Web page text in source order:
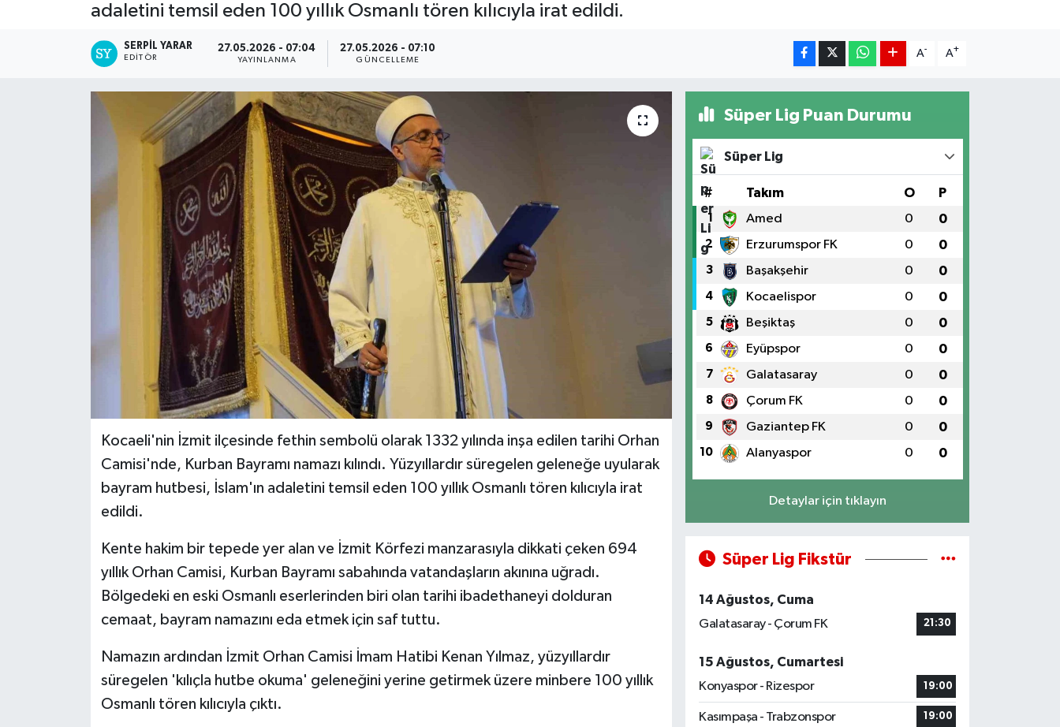
adaletini temsil eden 100 yıllık Osmanlı tören kılıcıyla irat edildi.
SERPİL YARAR
EDITÖR
27.05.2026 - 07:04
YAYINLANMA
27.05.2026 - 07:10
GÜNCELLEME
A- A+
Kocaeli'nin İzmit ilçesinde fethin sembolü olarak 1332 yılında inşa edilen tarihi Orhan
Camisi'nde, Kurban Bayramı namazı kılındı. Yüzyıllardır süregelen geleneğe uyularak
bayram hutbesi, İslam'ın adaletini temsil eden 100 yıllık Osmanlı tören kılıcıyla irat
edildi.
Kente hakim bir tepede yer alan ve İzmit Körfezi manzarasıyla dikkati çeken 694
yıllık Orhan Camisi, Kurban Bayramı sabahında vatandaşların akınına uğradı.
Bölgedeki en eski Osmanlı eserlerinden biri olan tarihi ibadethaneyi dolduran
cemaat, bayram namazını eda etmek için saf tuttu.
Namazın ardından İzmit Orhan Camisi İmam Hatibi Kenan Yılmaz, yüzyıllardır
süregelen 'kılıçla hutbe okuma' geleneğini yerine getirmek üzere minbere 100 yıllık
Osmanlı tören kılıcıyla çıktı.
Süper Lig Puan Durumu
Süper Lig
# Takım O P
1 Amed 0 0
2 Erzurumspor FK 0 0
3 Başakşehir 0 0
4 Kocaelispor 0 0
5 Beşiktaş 0 0
6 Eyüpspor 0 0
7 Galatasaray 0 0
8 Çorum FK 0 0
9 Gaziantep FK 0 0
10 Alanyaspor 0 0
Detaylar için tıklayın
Süper Lig Fikstür
14 Ağustos, Cuma
Galatasaray - Çorum FK
21:30
15 Ağustos, Cumartesi
Konyaspor - Rizespor
19:00
Kasımpaşa - Trabzonspor 19:00